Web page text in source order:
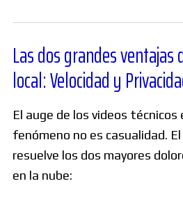
Las dos grandes
local: Velocidad y
El auge de los videos
fenómeno no es casualidad.
resuelve los dos mayores
en la nube: